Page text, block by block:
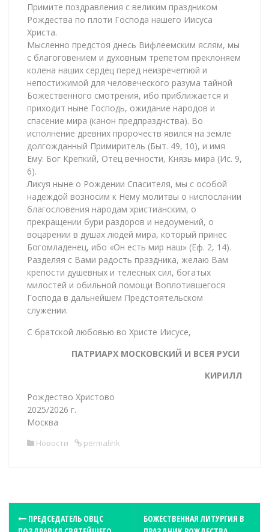
Примите поздравления с великим праздником
Рождества по плоти Господа нашего Иисуса
Христа.
Мысленно предстоя днесь Вифлеемским яслям, мы
с благоговением и духовным трепетом преклоняем
колена наших сердец перед неизречеmюй и
непостижимой для человеческого разума тайной
Божественного смотре­ния, ибо приближается и
приходит ныне Господь, ожидание народов и
спасение мира (канон предпразднства). Во
исполнение древних пророчеств явился на земле
долгожданный Примиритель (Быт. 49, 10), и имя
Ему: Бог Крепкий, Отец вечности, Князь мира (Ис. 9,
6).
Ликуя ныне о Рождении Спасителя, мы с особой
надеждой возносим к Нему молитвы о ниспослании
благословения народам христианским, о
прекращении бури раздоров и недоумений, о
воцарении в душах людей мира, который принес
Богомладенец, ибо «Он есть мир наш» (Еф. 2, 14).
Разделяя с Вами радость праздника, желаю Вам
крепости душевных и телесных сил, богатых
милостей и обильной помощи Воплотившегося
Господа в дальнейшем Предстоятельском
служении.
С братской любовью во Христе Иисусе,
ПАТРИАРХ МОСКОВСКИЙ И ВСЕЯ РУСИ
КИРИЛЛ
Рождество Христово
2025/2026 г.
Москва
Новости permalink
ПРЕДСЕДАТЕЛЬ ОВЦС
БОЖЕСТВЕННАЯ ЛИТУРГИЯ В